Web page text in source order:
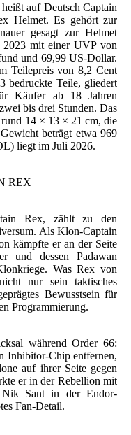
auf Deutsch Captain
Helmet. Es gehört zur
gesagt zur Helmet
2023 mit einer UVP von
und 69,99 US-Dollar.
Teilepreis von 8,2 Cent
bedruckte Teile, gliedert
Käufer ab 18 Jahren
bis drei Stunden. Das
14 × 13 × 21 cm, die
beträgt etwa 969
liegt im Juli 2026.
REX
Rex, zählt zu den
Als Klon-Captain
kämpfte er an der Seite
und dessen Padawan
Was Rex von
nur sein taktisches
Bewusstsein für
Programmierung.
während Order 66:
Inhibitor-Chip entfernen,
auf ihrer Seite gegen
er in der Rebellion mit
Nik Sant in der Endor-
Fan-Detail.